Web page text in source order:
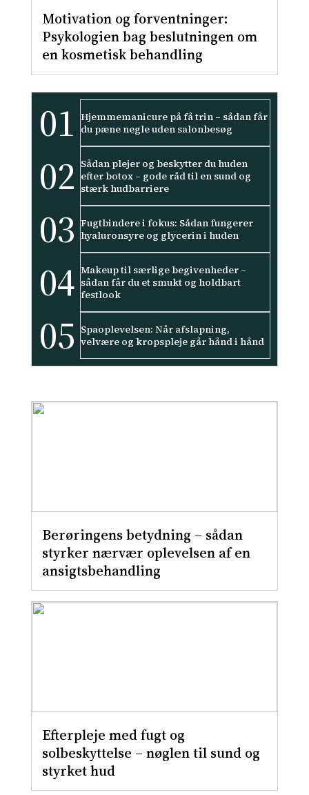
Motivation og forventninger:
Psykologien bag beslutningen om
en kosmetisk behandling
01 Hjemmemanicure på få trin – sådan får
du pæne negle uden salonbesøg
02 Sådan plejer og beskytter du huden
efter botox – gode råd til en sund og
stærk hudbarriere
03 Fugtbindere i fokus: Sådan fungerer
hyaluronsyre og glycerin i huden
04 Makeup til særlige begivenheder –
sådan får du et smukt og holdbart
festlook
05 Spaoplevelsen: Når afslapning,
velvære og kropspleje går hånd i hånd
Berøringens betydning – sådan
styrker nærvær oplevelsen af en
ansigtsbehandling
Efterpleje med fugt og
solbeskyttelse – nøglen til sund og
styrket hud